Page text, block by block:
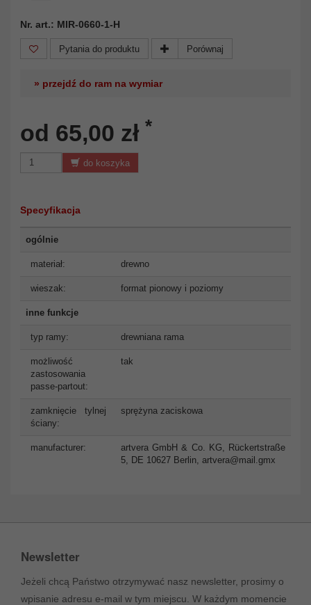
Nr. art.: MIR-0660-1-H
Pytania do produktu Porównaj
» przejdź do ram na wymiar
od 65,00 zł *
do koszyka
Specyfikacja
ogólnie
materiał: drewno
wieszak: format pionowy i poziomy
inne funkcje
typ ramy: drewniana rama
możliwość
zastosowania
passe-partout:
tak
zamknięcie tylnej
ściany:
sprężyna zaciskowa
manufacturer:
artvera GmbH & Co. KG, Rückertstraße
5, DE 10627 Berlin, artvera@mail.gmx
Newsletter
Jeżeli chcą Państwo otrzymywać nasz newsletter, prosimy o
wpisanie adresu e-mail w tym miejscu. W każdym momencie